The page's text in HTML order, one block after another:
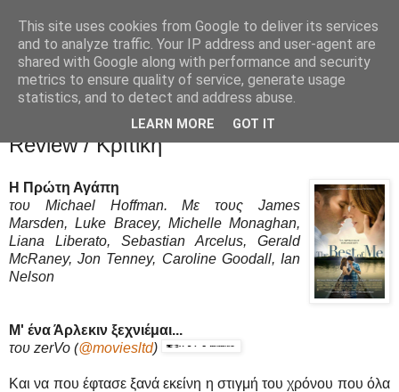
Movies Ltd
20/12/14
Η Πρώτη Αγάπη (The Best Of Me) -
Review / Κριτική
Η Πρώτη Αγάπη
του Michael Hoffman. Με τους James
Marsden, Luke Bracey, Michelle Monaghan,
Liana Liberato, Sebastian Arcelus, Gerald
McRaney, Jon Tenney, Caroline Goodall, Ian
Nelson
Μ' ένα Άρλεκιν ξεχνιέμαι...
του zerVo (@moviesltd)
Και να που έφτασε ξανά εκείνη η στιγμή του χρόνου που όλα
This site uses cookies from Google to deliver its services
and to analyze traffic. Your IP address and user-agent are
shared with Google along with performance and security
metrics to ensure quality of service, generate usage
statistics, and to detect and address abuse.
LEARN MORE GOT IT